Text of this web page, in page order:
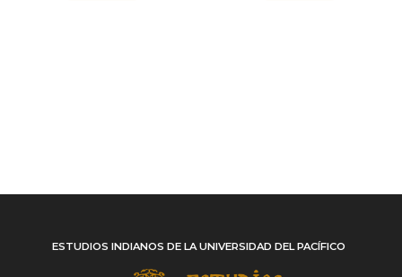
ESTUDIOS INDIANOS DE LA UNIVERSIDAD DEL PACÍFICO